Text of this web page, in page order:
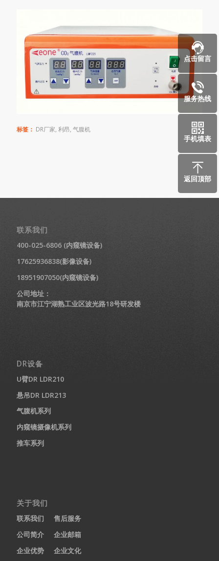
标签： DR厂家 利昂 气腹机
联系我们
400-025-6806 (内窥镜设备)
17625936838(影像设备)
18951907050(内窥镜设备)
公司地址：
南京市江宁湖熟工业区波光路18号研发楼
DR设备
U臂DR LDR210
悬吊DR LDR213
气腹机系列
内窥镜摄像机系列
推车系列
关于我们
联系我们
售后服务
公司简介
企业邮箱
企业优势
企业文化
点击留言
服务热线
手机填表
返回顶部